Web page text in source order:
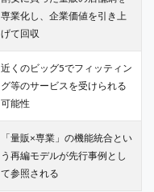
専業化し、企業価値を引き上
げて回収
近くのビッグ5でフィッティン
グ等のサービスを受けられる
可能性
「量販×専業」の機能統合とい
う再編モデルが先行事例とし
て参照される